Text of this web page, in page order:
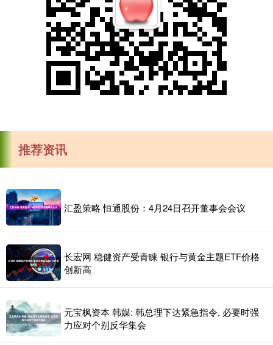
推荐资讯
汇盈策略 恒通股份：4月24日召开董事会会议
长宏网 稳健资产受青睐 银行与黄金主题ETF价格
创新高
元宝枫资本 韩媒: 韩总理下达紧急指令, 必要时强
力应对个别反华集会